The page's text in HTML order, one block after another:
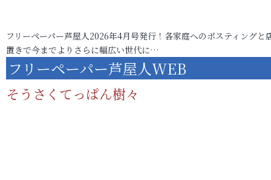
フリーペーパー芦屋人2026年4月号発行！各家庭へのポスティングと
置きで今までよりさらに幅広い世代に…
フリーペーパー芦屋人WEB
そうさくてっぱん樹々